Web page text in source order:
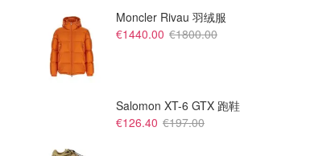
€60.00
Birkenstock 紫色EVA穆勒拖鞋
36/37/40码还有货！
€59.50
Moncler Rivau 羽绒服
€1440.00 €1800.00
Salomon XT-6 GTX 跑鞋
€126.40 €197.00